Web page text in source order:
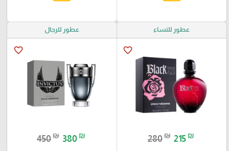
عطور للنساء
favorite_border
280₪ 215 ₪
عطور للرجال
favorite_border
450₪ 380 ₪